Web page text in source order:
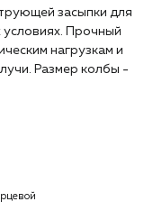
засыпки для
Прочный
нагрузкам и
Размер колбы -